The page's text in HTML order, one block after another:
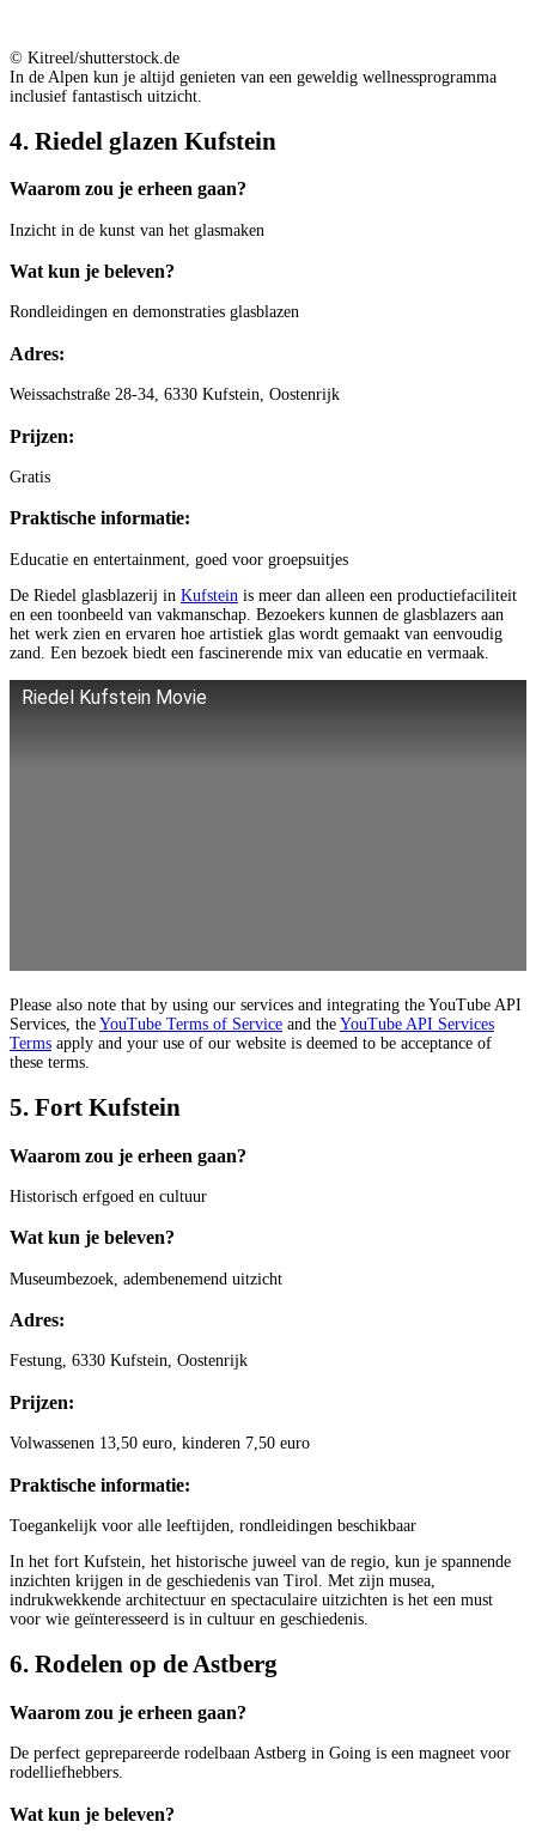
© Kitreel/shutterstock.de
In de Alpen kun je altijd genieten van een geweldig wellnessprogramma
inclusief fantastisch uitzicht.
4. Riedel glazen Kufstein
Waarom zou je erheen gaan?
Inzicht in de kunst van het glasmaken
Wat kun je beleven?
Rondleidingen en demonstraties glasblazen
Adres:
Weissachstraße 28-34, 6330 Kufstein, Oostenrijk
Prijzen:
Gratis
Praktische informatie:
Educatie en entertainment, goed voor groepsuitjes
De Riedel glasblazerij in Kufstein is meer dan alleen een productiefaciliteit
en een toonbeeld van vakmanschap. Bezoekers kunnen de glasblazers aan
het werk zien en ervaren hoe artistiek glas wordt gemaakt van eenvoudig
zand. Een bezoek biedt een fascinerende mix van educatie en vermaak.
Riedel Kufstein Movie
Please also note that by using our services and integrating the YouTube API
Services, the YouTube Terms of Service and the YouTube API Services
Terms apply and your use of our website is deemed to be acceptance of
these terms.
5. Fort Kufstein
Waarom zou je erheen gaan?
Historisch erfgoed en cultuur
Wat kun je beleven?
Museumbezoek, adembenemend uitzicht
Adres:
Festung, 6330 Kufstein, Oostenrijk
Prijzen:
Volwassenen 13,50 euro, kinderen 7,50 euro
Praktische informatie:
Toegankelijk voor alle leeftijden, rondleidingen beschikbaar
In het fort Kufstein, het historische juweel van de regio, kun je spannende
inzichten krijgen in de geschiedenis van Tirol. Met zijn musea,
indrukwekkende architectuur en spectaculaire uitzichten is het een must
voor wie geïnteresseerd is in cultuur en geschiedenis.
6. Rodelen op de Astberg
Waarom zou je erheen gaan?
De perfect geprepareerde rodelbaan Astberg in Going is een magneet voor
rodelliefhebbers.
Wat kun je beleven?